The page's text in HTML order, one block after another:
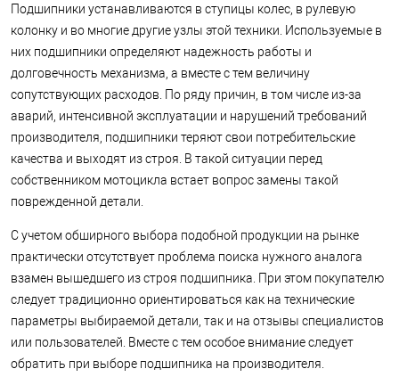
Подшипники устанавливаются в ступицы колес, в рулевую
колонку и во многие другие узлы этой техники. Используемые в
них подшипники определяют надежность работы и
долговечность механизма, а вместе с тем величину
сопутствующих расходов. По ряду причин, в том числе из-за
аварий, интенсивной эксплуатации и нарушений требований
производителя, подшипники теряют свои потребительские
качества и выходят из строя. В такой ситуации перед
собственником мотоцикла встает вопрос замены такой
поврежденной детали.
С учетом обширного выбора подобной продукции на рынке
практически отсутствует проблема поиска нужного аналога
взамен вышедшего из строя подшипника. При этом покупателю
следует традиционно ориентироваться как на технические
параметры выбираемой детали, так и на отзывы специалистов
или пользователей. Вместе с тем особое внимание следует
обратить при выборе подшипника на производителя.